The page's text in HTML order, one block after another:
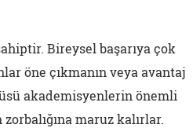
Bireysel başarıya çok
öne çıkmanın veya avantaj
akademisyenlerin önemli
maruz kalırlar.